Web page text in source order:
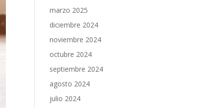
marzo 2025
diciembre 2024
noviembre 2024
octubre 2024
septiembre 2024
agosto 2024
julio 2024